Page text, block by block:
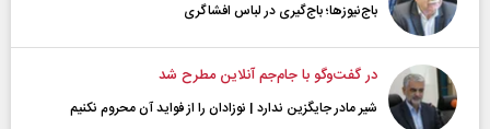
باج‌نیوزها؛ باج‌گیری در لباس افشاگری
در گفت‌و‌گو با جام‌جم آنلاین مطرح شد
شیر مادر جایگزین ندارد | نوزادان را از فواید آن محروم نکنیم